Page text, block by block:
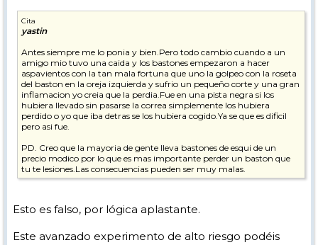
Cita
yastin
Antes siempre me lo ponia y bien.Pero todo cambio cuando a un
amigo mio tuvo una caida y los bastones empezaron a hacer
aspavientos con la tan mala fortuna que uno la golpeo con la roseta
del baston en la oreja izquierda y sufrio un pequeño corte y una gran
inflamacion yo creia que la perdia.Fue en una pista negra si los
hubiera llevado sin pasarse la correa simplemente los hubiera
perdido o yo que iba detras se los hubiera cogido.Ya se que es dificil
pero asi fue.
PD. Creo que la mayoria de gente lleva bastones de esqui de un
precio modico por lo que es mas importante perder un baston que
tu te lesiones.Las consecuencias pueden ser muy malas.
Esto es falso, por lógica aplastante.
Este avanzado experimento de alto riesgo podéis